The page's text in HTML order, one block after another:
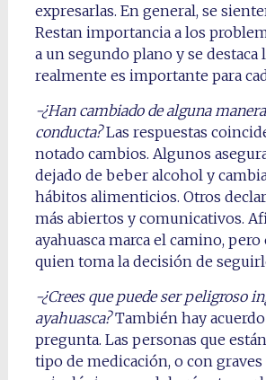
expresarlas. En general, se
Restan importancia a los
a un segundo plano y se destaca
realmente es importante para
-¿Han cambiado de alguna
conducta?Las respuestas
notado cambios. Algunos
dejado de beber alcohol y
hábitos alimenticios. Otros
más abiertos y comunicativos.
ayahuasca marca el camino, pero
quien toma la decisión de
-¿Crees que puede ser peligroso
ayahuasca?También hay
pregunta. Las personas que
tipo de medicación, o con